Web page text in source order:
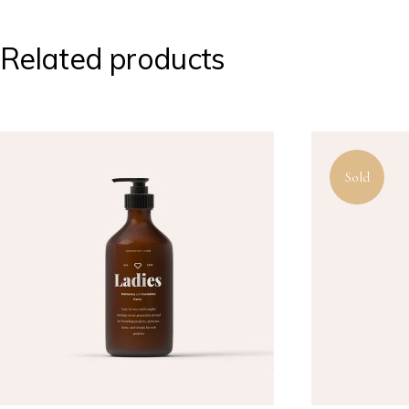
Related products
Sold